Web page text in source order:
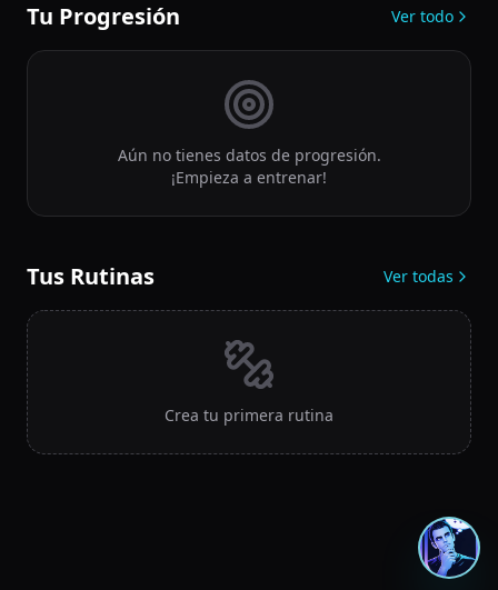
Tu Progresión Ver todo
Aún no tienes datos de progresión.
¡Empieza a entrenar!
Tus Rutinas Ver todas
Crea tu primera rutina